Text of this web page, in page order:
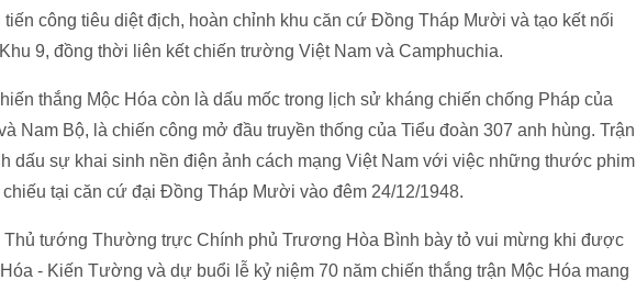
công tiêu diệt địch, hoàn chỉnh khu căn cứ Đồng Tháp Mười và tạo kết nối
9, đồng thời liên kết chiến trường Việt Nam và Camphuchia.
thắng Mộc Hóa còn là dấu mốc trong lịch sử kháng chiến chống Pháp của
Nam Bộ, là chiến công mở đầu truyền thống của Tiểu đoàn 307 anh hùng. Trận
dấu sự khai sinh nền điện ảnh cách mạng Việt Nam với việc những thước phim
tại căn cứ đại Đồng Tháp Mười vào đêm 24/12/1948.
Thủ tướng Thường trực Chính phủ Trương Hòa Bình bày tỏ vui mừng khi được
- Kiến Tường và dự buổi lễ kỷ niệm 70 năm chiến thắng trận Mộc Hóa mang